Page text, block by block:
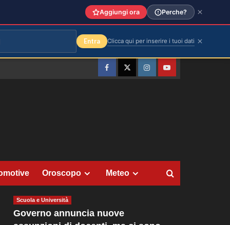
FacebookTwitterInstagramYouTube
Oroscopo Meteo
Scuola e Università
Governo annuncia nuove
Aggiungi ora Perche?
Entra Clicca qui per inserire i tuoi dati